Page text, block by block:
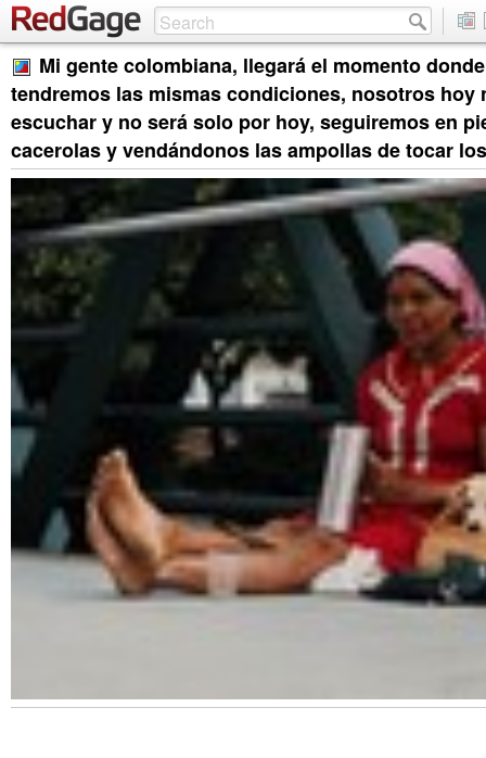
Mi gente colombiana, llegará el momento
tendremos las mismas condiciones, nosotros hoy
escuchar y no será solo por hoy, seguiremos en
cacerolas y vendándonos las ampollas de tocar